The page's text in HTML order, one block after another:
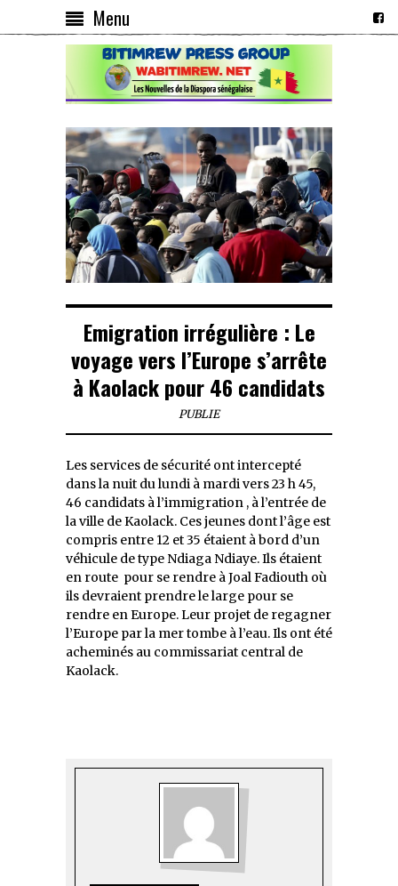
Menu
Emigration irrégulière : Le
voyage vers l’Europe s’arrête
à Kaolack pour 46 candidats
PUBLIE
Les services de sécurité ont intercepté
dans la nuit du lundi à mardi vers 23 h 45,
46 candidats à l’immigration , à l’entrée de
la ville de Kaolack. Ces jeunes dont l’âge est
compris entre 12 et 35 étaient à bord d’un
véhicule de type Ndiaga Ndiaye. Ils étaient
en route pour se rendre à Joal Fadiouth où
ils devraient prendre le large pour se
rendre en Europe. Leur projet de regagner
l’Europe par la mer tombe à l’eau. Ils ont été
acheminés au commissariat central de
Kaolack.